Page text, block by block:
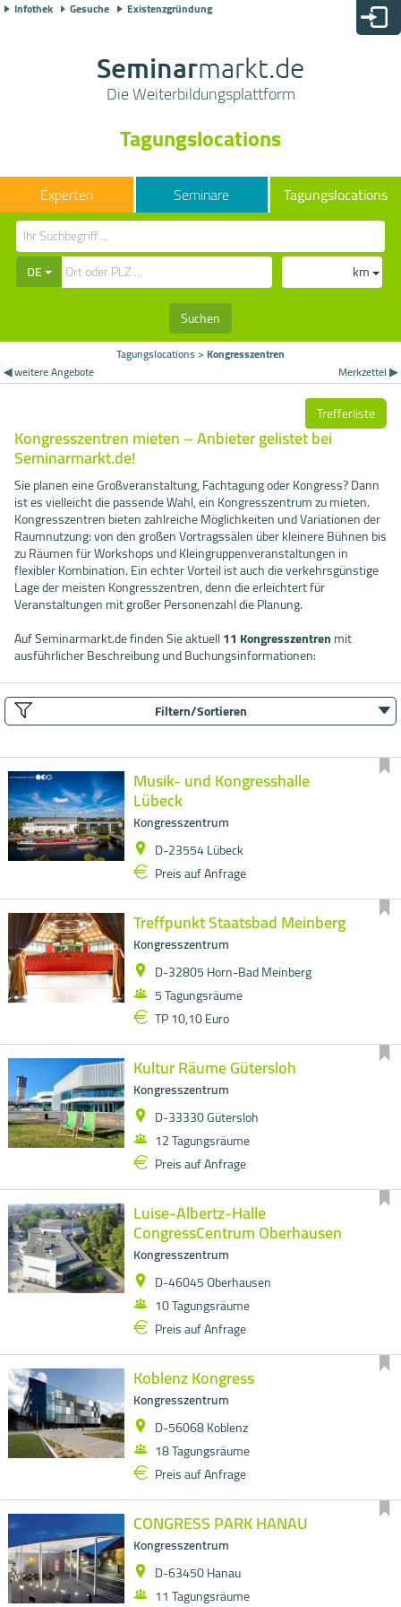
Infothek Gesuche Existenzgründung
Seminarmarkt.de
Die Weiterbildungsplattform
Tagungslocations
Seminare Tagungslocations
DE
km
Suchen
Tagungslocations > Kongresszentren
◀ weitere Angebote
Merkzettel ▶
Trefferliste
Kongresszentren mieten – Anbieter gelistet bei
Seminarmarkt.de!
Sie planen eine Großveranstaltung, Fachtagung oder Kongress? Dann
ist es vielleicht die passende Wahl, ein Kongresszentrum zu mieten.
Kongresszentren bieten zahlreiche Möglichkeiten und Variationen der
Raumnutzung: von den großen Vortragssälen über kleinere Bühnen bis
zu Räumen für Workshops und Kleingruppenveranstaltungen in
flexibler Kombination. Ein echter Vorteil ist auch die verkehrsgünstige
Lage der meisten Kongresszentren, denn die erleichtert für
Veranstaltungen mit großer Personenzahl die Planung.
Auf Seminarmarkt.de finden Sie aktuell11 Kongresszentrenmit
ausführlicher Beschreibung und Buchungsinformationen:
Filtern/Sortieren
Musik- und Kongresshalle
Lübeck
Kongresszentrum
D-23554 Lübeck
Preis auf Anfrage
Treffpunkt Staatsbad Meinberg
Kongresszentrum
D-32805 Horn-Bad Meinberg
5 Tagungsräume
TP 10,10 Euro
Kultur Räume Gütersloh
Kongresszentrum
D-33330 Gütersloh
12 Tagungsräume
Preis auf Anfrage
Luise-Albertz-Halle
CongressCentrum Oberhausen
Kongresszentrum
D-46045 Oberhausen
10 Tagungsräume
Preis auf Anfrage
Koblenz Kongress
Kongresszentrum
D-56068 Koblenz
18 Tagungsräume
Preis auf Anfrage
CONGRESS PARK HANAU
Kongresszentrum
D-63450 Hanau
11 Tagungsräume